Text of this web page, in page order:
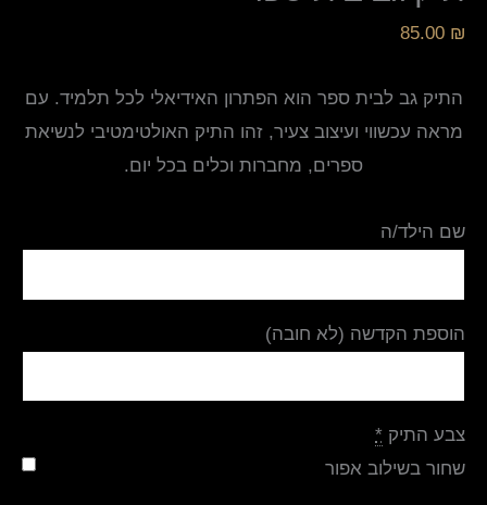
85.00 ₪
התיק גב לבית ספר הוא הפתרון האידיאלי לכל תלמיד. עם
מראה עכשווי ועיצוב צעיר, זהו התיק האולטימטיבי לנשיאת
ספרים, מחברות וכלים בכל יום.
שם הילד/ה
הוספת הקדשה (לא חובה)
צבע התיק *
שחור בשילוב אפור